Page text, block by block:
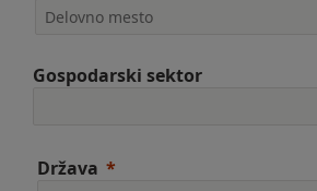
Gospodarski sektor
Država